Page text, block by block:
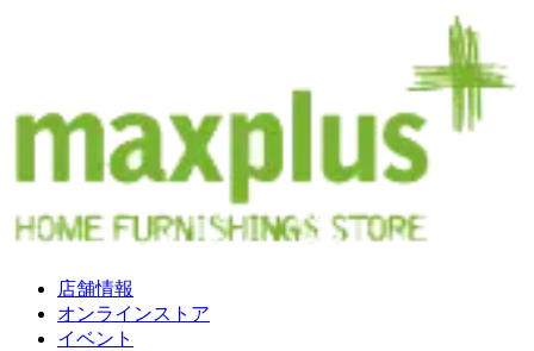
店舗情報
オンラインストア
イベント